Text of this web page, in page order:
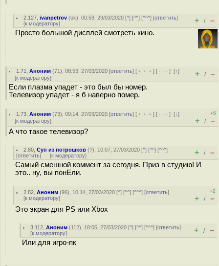
2.127 ,ivanpetrov (ok), 00:59, 29/03/2020 [^] [^^] [^^^] [ответить]
[к модератору] + / –
Просто большой дисплей смотреть кино.
1.71 ,Аноним (71), 08:53, 27/03/2020 [ответить] [ ﹢﹢﹢] [ · · ·][↑]
[к модератору] + / –
Если плазма упадет - это был бы номер.
Телевизор упадет - я б наверно помер.
1.73 ,Аноним (73), 09:14, 27/03/2020 [ответить] [ ﹢﹢﹢] [ · · ·][↓]
[к модератору]
+5
+ / –
А что такое телевизор?
2.80 ,Суп из потрошков (?), 10:07, 27/03/2020 [^] [^^] [^^^]
[ответить] [к модератору] + / –
Самый смешной коммент за сегодня. Приз в студию! И
это.. ну, вы понЕли.
2.82 ,Аноним (96), 10:14, 27/03/2020 [^] [^^] [^^^] [ответить]
[к модератору]
+2
+ / –
Это экран для PS или Xbox
3.112 ,Аноним (112), 18:05, 27/03/2020 [^] [^^] [^^^] [ответить]
[к модератору] + / –
Или для игро-пк